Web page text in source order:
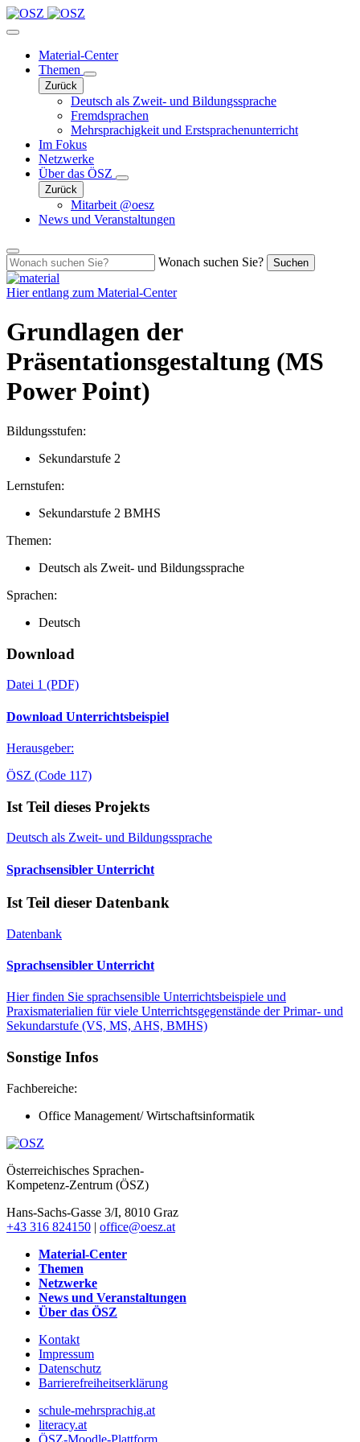
Material-Center
Themen
Zurück
Deutsch als Zweit- und Bildungssprache
Fremdsprachen
Mehrsprachigkeit und Erstsprachenunterricht
Im Fokus
Netzwerke
Über das ÖSZ
Zurück
Mitarbeit @oesz
News und Veranstaltungen
Wonach suchen Sie? Suchen
Hier entlang zum Material-Center
Grundlagen der
Präsentationsgestaltung (MS
Power Point)
Bildungsstufen:
Sekundarstufe 2
Lernstufen:
Sekundarstufe 2 BMHS
Themen:
Deutsch als Zweit- und Bildungssprache
Sprachen:
Deutsch
Download
Datei 1 (PDF)
Download Unterrichtsbeispiel
Herausgeber:
ÖSZ (Code 117)
Ist Teil dieses Projekts
Deutsch als Zweit- und Bildungssprache
Sprachsensibler Unterricht
Ist Teil dieser Datenbank
Datenbank
Sprachsensibler Unterricht
Hier finden Sie sprachsensible Unterrichtsbeispiele und
Praxismaterialien für viele Unterrichtsgegenstände der Primar- und
Sekundarstufe (VS, MS, AHS, BMHS)
Sonstige Infos
Fachbereiche:
Office Management/ Wirtschaftsinformatik
Österreichisches Sprachen-
Kompetenz-Zentrum (ÖSZ)
Hans-Sachs-Gasse 3/I, 8010 Graz
+43 316 824150 | office@oesz.at
Material-Center
Themen
Netzwerke
News und Veranstaltungen
Über das ÖSZ
Kontakt
Impressum
Datenschutz
Barrierefreiheitserklärung
schule-mehrsprachig.at
literacy.at
ÖSZ-Moodle-Plattform